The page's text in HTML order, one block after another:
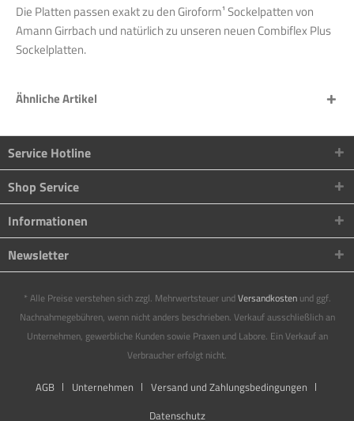
Die Platten passen exakt zu den Giroform¹ Sockelpatten von
Amann Girrbach und natürlich zu unseren neuen Combiflex Plus
Sockelplatten.
Ähnliche Artikel
Service Hotline
Shop Service
Informationen
Newsletter
* Alle Preise verstehen sich zzgl. Mehrwertsteuer undVersandkostenund ggf.
Nachnahmegebühren, wenn nicht anders beschrieben. Verkauf ausschließlich an
Unternehmen, gewerbliche Kunden sowie Praxen und Labore. Ein Verkauf an
Verbraucher erfolgt nicht.
AGB Unternehmen
Versand und Zahlungsbedingungen
Datenschutz